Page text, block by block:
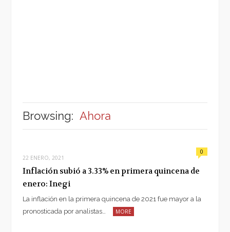
Browsing: Ahora
22 ENERO, 2021
0
Inflación subió a 3.33% en primera quincena de
enero: Inegi
La inflación en la primera quincena de 2021 fue mayor a la
pronosticada por analistas…
MORE